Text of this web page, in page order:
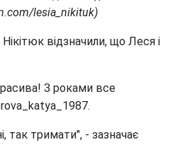
lesia_nikituk)
відзначили, що Леся і
З роками все
так тримати", - зазначає